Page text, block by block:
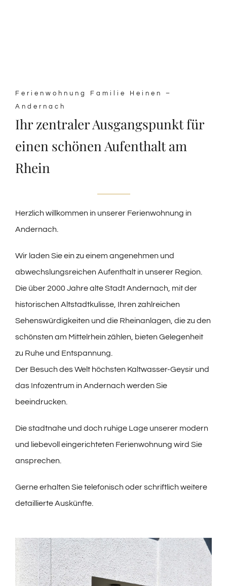
Ferienwohnung Familie Heinen –
Andernach
Ihr zentraler Ausgangspunkt für
einen schönen Aufenthalt am
Rhein
Herzlich willkommen in unserer Ferienwohnung in
Andernach.
Wir laden Sie ein zu einem angenehmen und
abwechslungsreichen Aufenthalt in unserer Region.
Die über 2000 Jahre alte Stadt Andernach, mit der
historischen Altstadtkulisse, Ihren zahlreichen
Sehenswürdigkeiten und die Rheinanlagen, die zu den
schönsten am Mittelrhein zählen, bieten Gelegenheit
zu Ruhe und Entspannung.
Der Besuch des Welt höchsten Kaltwasser-Geysir und
das Infozentrum in Andernach werden Sie
beeindrucken.
Die stadtnahe und doch ruhige Lage unserer modern
und liebevoll eingerichteten Ferienwohnung wird Sie
ansprechen.
Gerne erhalten Sie telefonisch oder schriftlich weitere
detaillierte Auskünfte.